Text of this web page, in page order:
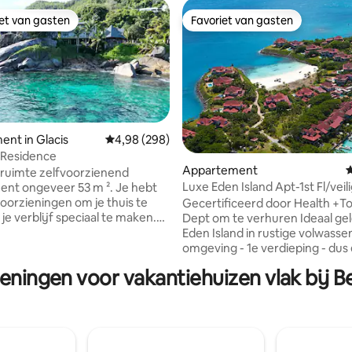
4,95 uit 5, 126 recensies
van gasten
van gasten
in Glacis Gemiddelde beoordeling van 4,98 uit 5, 298
4,98 (298)
zelfvoorzienend
ongeveer 53 m ². Je hebt
om je thuis te
verblijf speciaal te maken.
de zee te kijken en je op
voelen terwijl je de druppels
Favoriet van gasten
Favoriet van gasten
Appartement
Luxe Eden Island Apt-1st Fl/
de buurt van het zwembad
Gecertificeerd door Health
Dept om te verhuren Ideaal gelegen op
Eden Island in rustige
omgeving - 1e verdieping - dus
tot open water - uitzicht op de baai -
grote open keuken +
voor vakantiehuizen vlak bij